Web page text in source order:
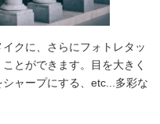
クに、さらにフォトレタッ
とができます。目を大きく
ャープにする、etc...多彩な